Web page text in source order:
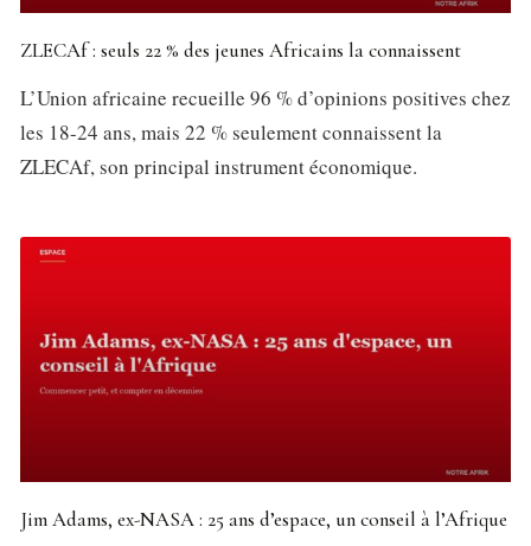
ZLECAf : seuls 22 % des jeunes Africains la connaissent
L’Union africaine recueille 96 % d’opinions positives chez
les 18-24 ans, mais 22 % seulement connaissent la
ZLECAf, son principal instrument économique.
Jim Adams, ex-NASA : 25 ans d’espace, un conseil à l’Afrique